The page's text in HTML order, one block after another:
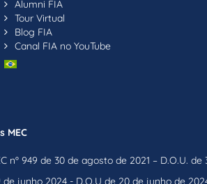
Alumni FIA
Tour Virtual
Blog FIA
Canal FIA no YouTube
MEC
949 de 30 de agosto de 2021 – D.O.U. de
de junho 2024 - D.O.U de 20 de junho de